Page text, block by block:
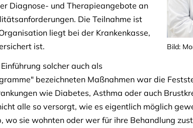
Bild:
Diagnose- und Therapieangebote an
Die Teilnahme ist
liegt bei der Krankenkasse,
ist.
solcher auch als
bezeichneten Maßnahmen war die
wie Diabetes, Asthma oder auch
alle so versorgt, wie es eigentlich möglich
wo sie wohnten oder wer für ihre Behandlung